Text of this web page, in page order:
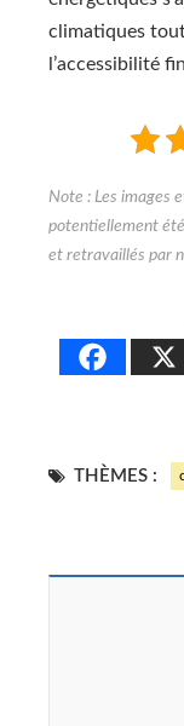
climatiques
l’accessibilité
THÈMES :